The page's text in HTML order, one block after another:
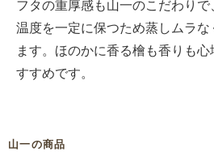
フタの重厚感も山一のこだわり
温度を一定に保つため蒸しムラな
ます。ほのかに香る檜も香りも
すすめです。
山一の商品